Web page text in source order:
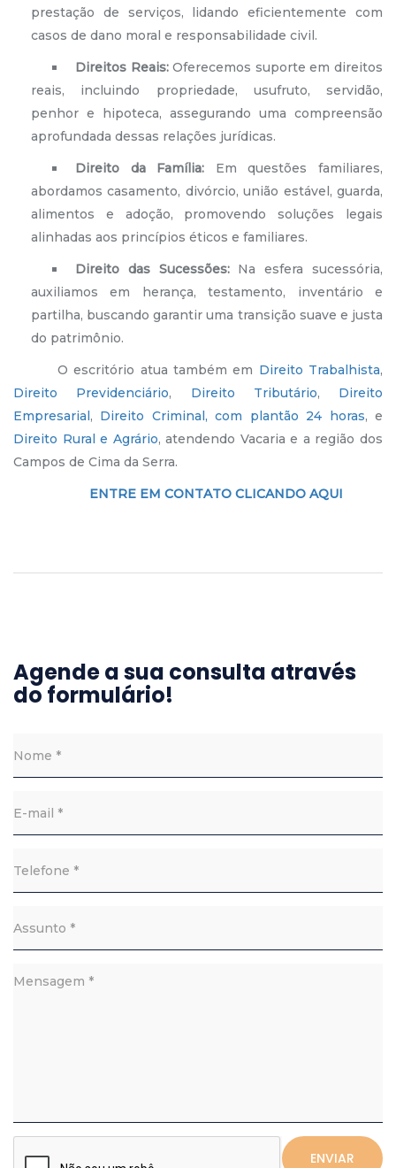
prestação de serviços, lidando eficientemente com
casos de dano moral e responsabilidade civil.
Direitos Reais:Oferecemos suporte em direitos
reais, incluindo propriedade, usufruto, servidão,
penhor e hipoteca, assegurando uma compreensão
aprofundada dessas relações jurídicas.
Direito da Família: Em questões familiares,
abordamos casamento, divórcio, união estável, guarda,
alimentos e adoção, promovendo soluções legais
alinhadas aos princípios éticos e familiares.
Direito das Sucessões:Na esfera sucessória,
auxiliamos em herança, testamento, inventário e
partilha, buscando garantir uma transição suave e justa
do patrimônio.
O escritório atua também em Direito Trabalhista,
Direito Previdenciário, Direito Tributário, Direito
Empresarial, Direito Criminal, com plantão 24 horas, e
Direito Rural e Agrário, atendendo Vacaria e a região dos
Campos de Cima da Serra.
ENTRE EM CONTATO CLICANDO AQUI
Agende a sua consulta através
do formulário!
ENVIAR